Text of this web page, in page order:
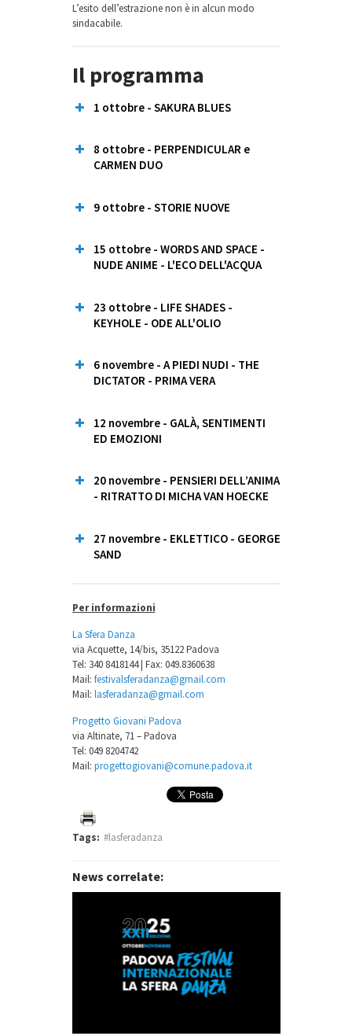
L’esito dell’estrazione non è in alcun modo
sindacabile.
Il programma
1 ottobre - SAKURA BLUES
8 ottobre - PERPENDICULAR e
CARMEN DUO
Katia Serena Righeschi
9 ottobre - STORIE NUOVE
Margherita Citton
Scerin Charaf Dabbagh
15 ottobre - WORDS AND SPACE -
NUDE ANIME - L'ECO DELL'ACQUA
Alessandro Griggio
Silvia Di Ianni
23 ottobre - LIFE SHADES -
KEYHOLE - ODE ALL'OLIO
Angela Rosa
Francesca Marcolin
6 novembre - A PIEDI NUDI - THE
DICTATOR - PRIMA VERA
Susanna Del Favero
12 novembre - GALÀ, SENTIMENTI
ED EMOZIONI
Andrea Agnelio
20 novembre - PENSIERI DELL’ANIMA
- RITRATTO DI MICHA VAN HOECKE
Elena Greggio
27 novembre - EKLETTICO - GEORGE
SAND
Chiara Castello
Elena Dalla Mutta
Per informazioni
La Sfera Danza
via Acquette, 14/bis, 35122 Padova
Tel: 340 8418144 | Fax: 049.8360638
Mail: festivalsferadanza@gmail.com
Mail: lasferadanza@gmail.com
Progetto Giovani Padova
via Altinate, 71 – Padova
Tel: 049 8204742
Mail: progettogiovani@comune.padova.it
Tags: #lasferadanza
News correlate: